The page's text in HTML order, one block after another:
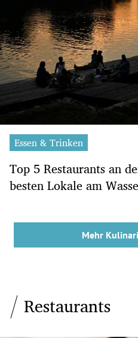
Essen & Trinken
Top 5 Restaurants an
besten Lokale am
Mehr
Restaurants